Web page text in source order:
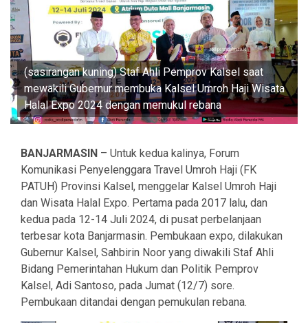
(sasirangan kuning) Staf Ahli Pemprov Kalsel saat
mewakili Gubernur membuka Kalsel Umroh Haji Wisata
Halal Expo 2024 dengan memukul rebana
BANJARMASIN – Untuk kedua kalinya, Forum
Komunikasi Penyelenggara Travel Umroh Haji (FK
PATUH) Provinsi Kalsel, menggelar Kalsel Umroh Haji
dan Wisata Halal Expo. Pertama pada 2017 lalu, dan
kedua pada 12-14 Juli 2024, di pusat perbelanjaan
terbesar kota Banjarmasin. Pembukaan expo, dilakukan
Gubernur Kalsel, Sahbirin Noor yang diwakili Staf Ahli
Bidang Pemerintahan Hukum dan Politik Pemprov
Kalsel, Adi Santoso, pada Jumat (12/7) sore.
Pembukaan ditandai dengan pemukulan rebana.